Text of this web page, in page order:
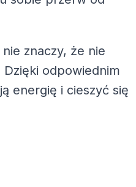
znaczy, że nie
odpowiednim
energię i cieszyć się